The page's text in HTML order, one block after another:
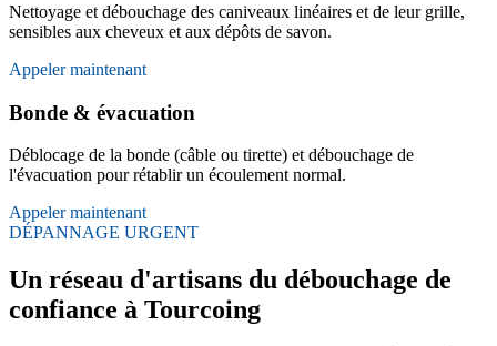
Nettoyage et débouchage des caniveaux linéaires et de leur grille,
sensibles aux cheveux et aux dépôts de savon.
Appeler maintenant
Bonde & évacuation
Déblocage de la bonde (câble ou tirette) et débouchage de
l'évacuation pour rétablir un écoulement normal.
Appeler maintenant
DÉPANNAGE URGENT
Un réseau d'artisans du débouchage de
confiance à Tourcoing